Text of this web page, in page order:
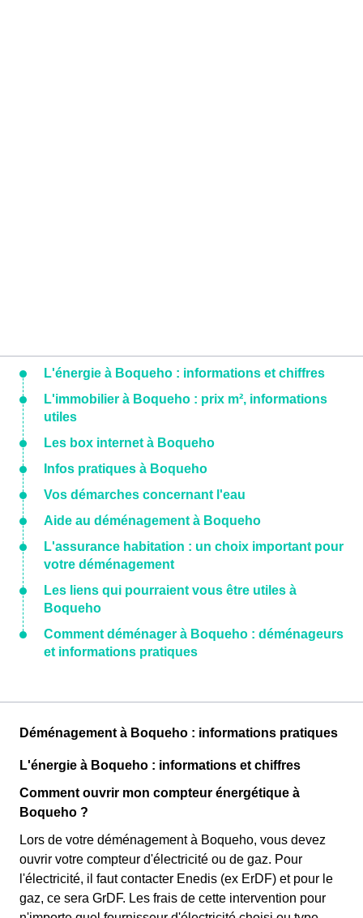
L'énergie à Boqueho : informations et chiffres
L'immobilier à Boqueho : prix m², informations
utiles
Les box internet à Boqueho
Infos pratiques à Boqueho
Vos démarches concernant l'eau
Aide au déménagement à Boqueho
L'assurance habitation : un choix important pour
votre déménagement
Les liens qui pourraient vous être utiles à
Boqueho
Comment déménager à Boqueho : déménageurs
et informations pratiques
Déménagement à Boqueho : informations pratiques
L'énergie à Boqueho : informations et chiffres
Comment ouvrir mon compteur énergétique à
Boqueho ?
Lors de votre déménagement à Boqueho, vous devez
ouvrir votre compteur d'électricité ou de gaz. Pour
l'électricité, il faut contacter Enedis (ex ErDF) et pour le
gaz, ce sera GrDF. Les frais de cette intervention pour